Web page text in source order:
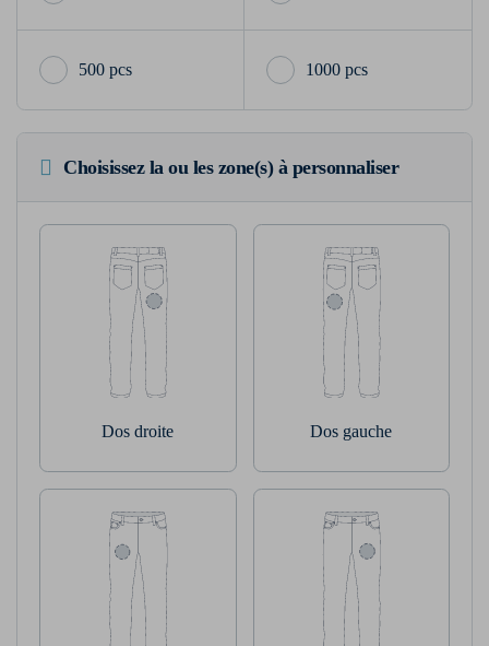
500 pcs 1000 pcs
Choisissez la ou les zone(s) à personnaliser
Dos droite Dos gauche